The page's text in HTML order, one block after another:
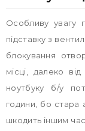
Особливу увагу
підставку з
блокування
місці, далеко
ноутбуку б/у
години, бо стара
шкодить іншим